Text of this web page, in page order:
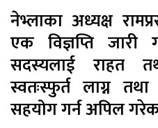
नेभ्लाका अध्यक्ष
एक विज्ञप्ति जारी
सदस्यलाई राहत
स्वतःस्फुर्त लाग्न
सहयोग गर्न अपिल